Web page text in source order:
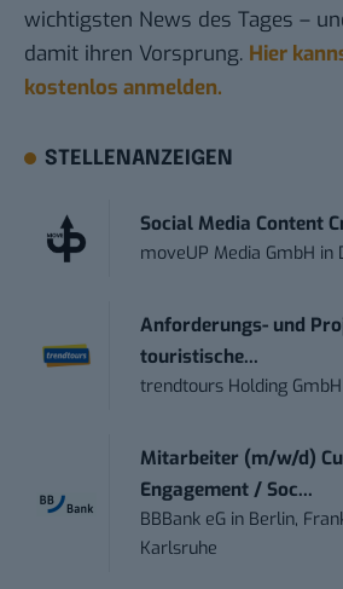
wichtigsten News des Tages –
damit ihren Vorsprung. Hier
kostenlos anmelden.
STELLENANZEIGEN
Social Media Content
moveUP Media GmbH in
Anforderungs- und
touristische...
trendtours Holding GmbH
Mitarbeiter (m/w/d)
Engagement / Soc...
BBBank eG in Berlin,
Karlsruhe